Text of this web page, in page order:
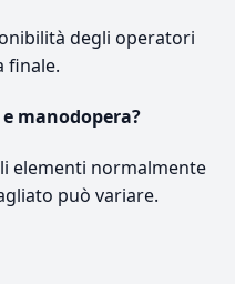
degli operatori
finale.
manodopera?
elementi normalmente
può variare.